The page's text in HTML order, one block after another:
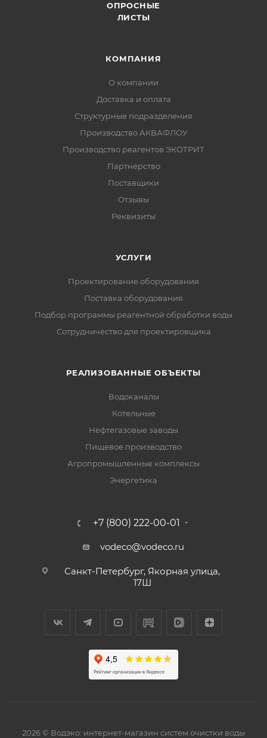
ОПРОСНЫЕ
ЛИСТЫ
КОМПАНИЯ
О компании
Доставка и оплата
Структурные подразделения
Производство АКВАФЛОУ
Производство реагентов ЭКОТРИТ
Партнерство
Поставщики
Отзывы
Реквизиты
УСЛУГИ
Проектирование оборудования
Поставка оборудования
Подбор программы реагентной обработки воды
Сотрудничество для проектировщика
РЕАЛИЗОВАННЫЕ ОБЪЕКТЫ
Водоканалы
Котельные
Нефтегазовые заводы
Пищевое производство
Агропромышленные комплексы
Энергетика
+7 (800) 222-00-01
vodeco@vodeco.ru
Санкт-Петербург, Якорная улица,
17Ш
2026 © Водэко: интернет-магазин систем очистки воды